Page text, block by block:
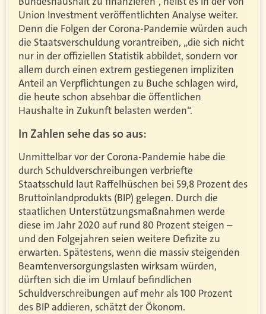
Union Investment veröffentlichten Analyse weiter.
Denn die Folgen der Corona-Pandemie würden auch
die Staatsverschuldung vorantreiben, „die sich nicht
nur in der offiziellen Statistik abbildet, sondern vor
allem durch einen extrem gestiegenen impliziten
Anteil an Verpflichtungen zu Buche schlagen wird,
die heute schon absehbar die öffentlichen
Haushalte in Zukunft belasten werden“.
In Zahlen sehe das so aus:
Unmittelbar vor der Corona-Pandemie habe die
durch Schuldverschreibungen verbriefte
Staatsschuld laut Raffelhüschen bei 59,8 Prozent des
Bruttoinlandprodukts (BIP) gelegen. Durch die
staatlichen Unterstützungsmaßnahmen werde
diese im Jahr 2020 auf rund 80 Prozent steigen –
und den Folgejahren seien weitere Defizite zu
erwarten. Spätestens, wenn die massiv steigenden
Beamtenversorgungslasten wirksam würden,
dürften sich die im Umlauf befindlichen
Schuldverschreibungen auf mehr als 100 Prozent
des BIP addieren, schätzt der Ökonom.